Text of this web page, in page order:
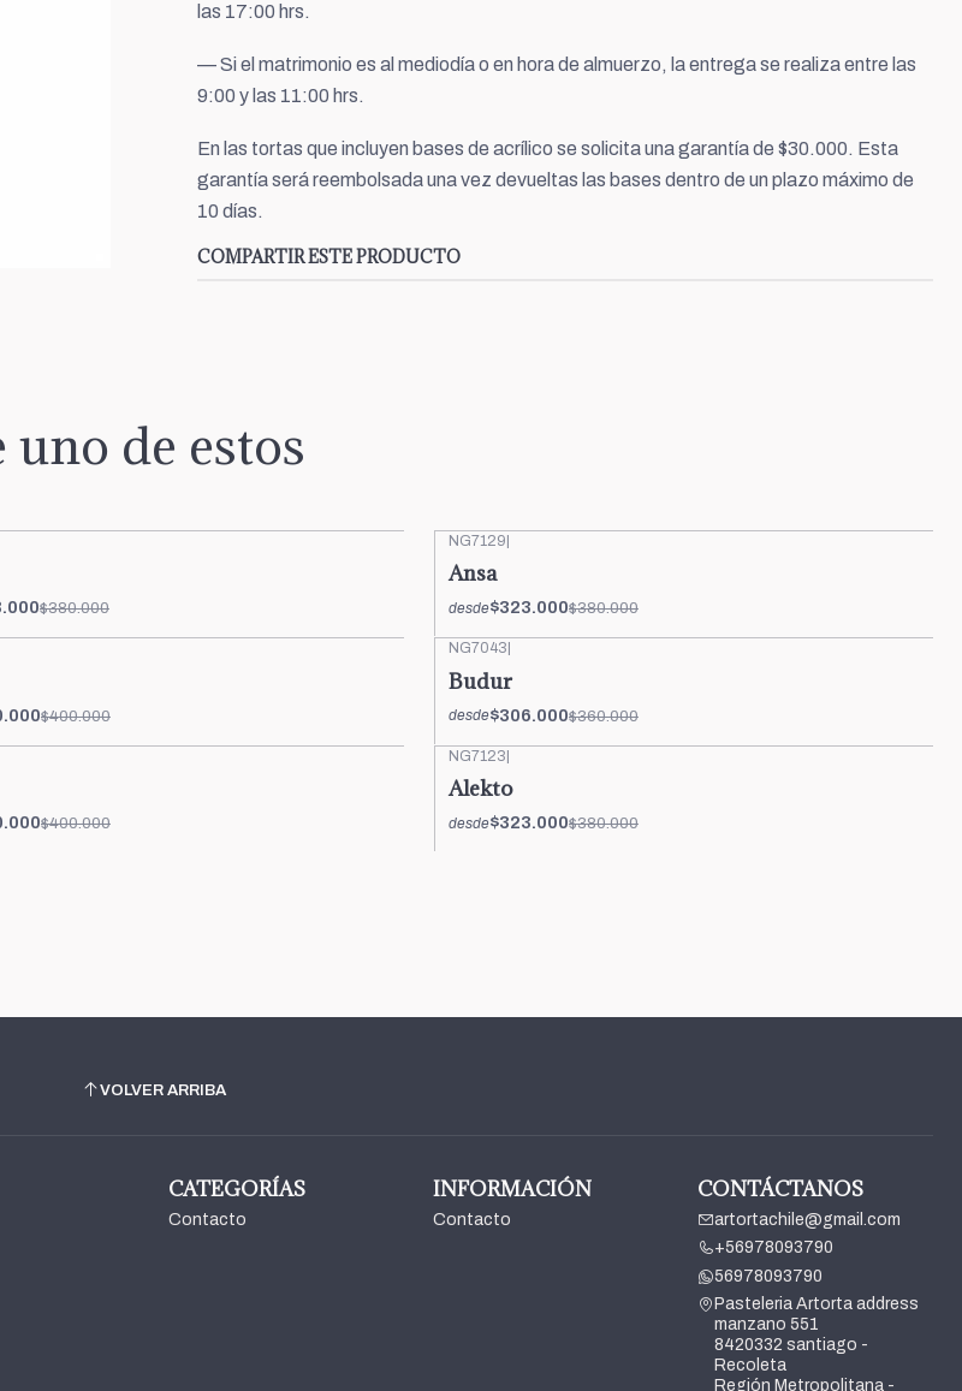
las 17:00 hrs.
— Si el matrimonio es al mediodía o en hora de almuerzo, la entrega se realiza entre las
9:00 y las 11:00 hrs.
En las tortas que incluyen bases de acrílico se solicita una garantía de $30.000. Esta
garantía será reembolsada una vez devueltas las bases dentro de un plazo máximo de
10 días.
COMPARTIR ESTE PRODUCTO
de estos
$380.000
NG7129
Ansa
desde$323.000$380.000
$400.000
NG7043
Budur
desde$306.000$360.000
$400.000
NG7123|
Alekto
desde$323.000$380.000
VOLVER ARRIBA
CATEGORÍAS
Contacto
INFORMACIÓN
Contacto
CONTÁCTANOS
artortachile@gmail.com
+56978093790
56978093790
Pasteleria Artorta address
manzano 551
8420332 santiago -
Recoleta
Región Metropolitana -